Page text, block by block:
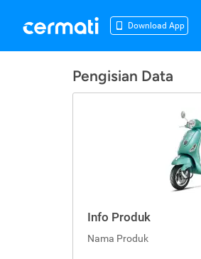
Download App
Pengisian Data
Info Produk
Nama Produk